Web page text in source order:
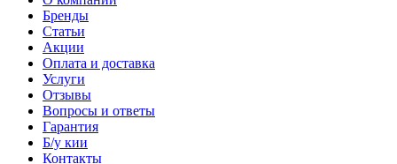
Бренды
Статьи
Акции
Оплата и доставка
Услуги
Отзывы
Вопросы и ответы
Гарантия
Б/у кии
Контакты